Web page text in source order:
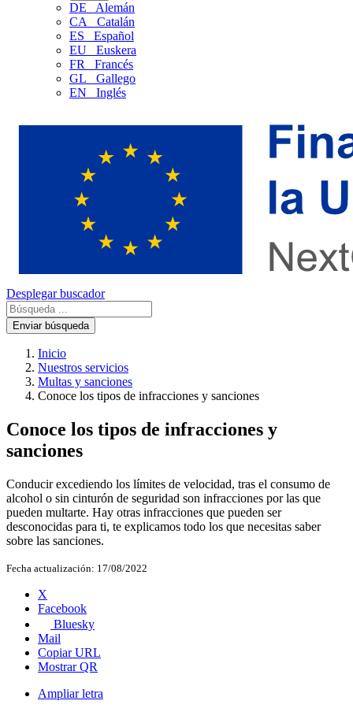
DE
Alemán
CA
Catalán
ES
Español
EU
Euskera
FR
Francés
GL
Gallego
EN
Inglés
Desplegar buscador
Enviar búsqueda
Inicio
Nuestros servicios
Multas y sanciones
Conoce los tipos de infracciones y sanciones
Conoce los tipos de infracciones y
sanciones
Conducir excediendo los límites de velocidad, tras el consumo de
alcohol o sin cinturón de seguridad son infracciones por las que
pueden multarte. Hay otras infracciones que pueden ser
desconocidas para ti, te explicamos todo los que necesitas saber
sobre las sanciones.
Fecha actualización: 17/08/2022
X
Facebook
Bluesky
Mail
Copiar URL
Mostrar QR
Ampliar letra